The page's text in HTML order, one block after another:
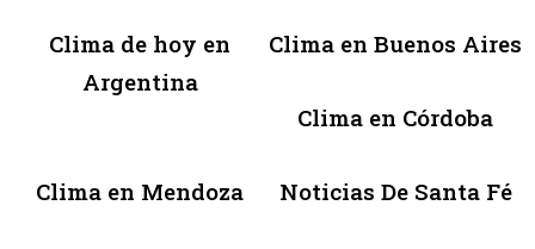
Clima de hoy en
Argentina
Clima en Buenos Aires
Clima en Córdoba
Clima en Mendoza Noticias De Santa Fé